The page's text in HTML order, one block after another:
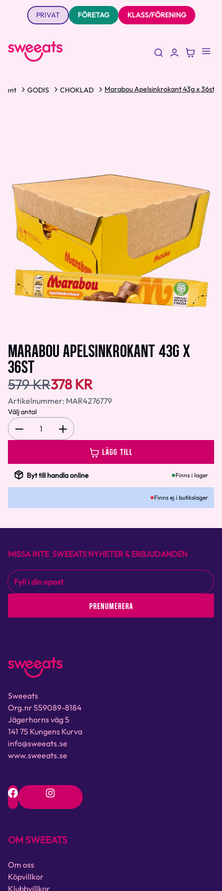
PRIVAT FÖRETAG KLASS/FÖRENING
GODIS CHOKLAD Marabou Apelsinkrokant 43g x 36st
MARABOU APELSINKROKANT 43G X
36ST
579 KR378 KR
Artikelnummer: MAR4276779
Välj antal
1
LÄGG TILL
Byt till handla online Finns i lager
Finns ej i butikslager
MISSA INTE SWEEATS NYHETER & ERBJUDANDEN
PRENUMERERA
Sweeats
Org.nr 559089-8184
Jägerhorns väg 5
141 75 Kungens Kurva
info@sweeats.se
www.sweeats.se
OM SWEEATS
Om oss
Köpvillkor
Klubbvillkor